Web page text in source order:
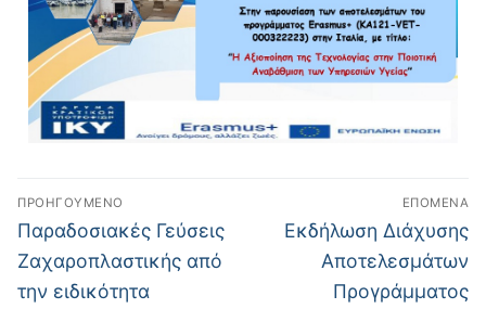
ΠΡΟΗΓΟΎΜΕΝΟ
Παραδοσιακές Γεύσεις
Ζαχαροπλαστικής από
την ειδικότητα
ΕΠΌΜΕΝΑ
Εκδήλωση Διάχυσης
Αποτελεσμάτων
Προγράμματος